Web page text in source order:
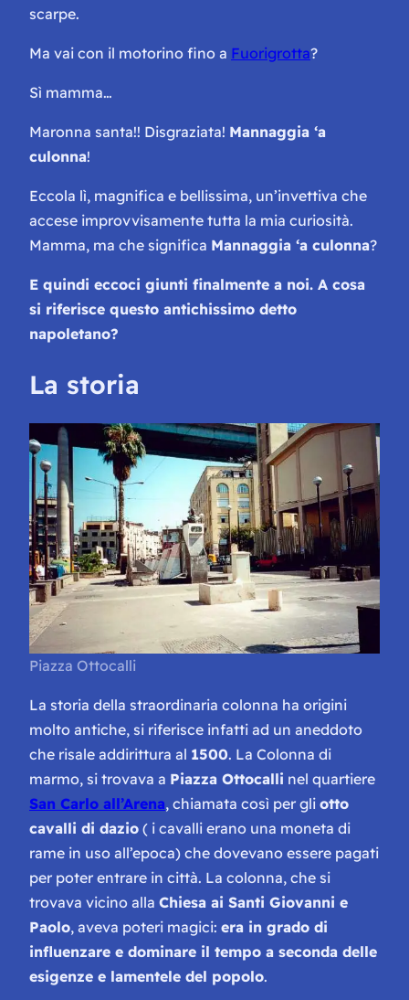
scarpe.
Ma vai con il motorino fino a Fuorigrotta?
Sì mamma…
Maronna santa!! Disgraziata! Mannaggia ‘a
culonna!
Eccola lì, magnifica e bellissima, un’invettiva che
accese improvvisamente tutta la mia curiosità.
Mamma, ma che significa Mannaggia ‘a culonna?
E quindi eccoci giunti finalmente a noi. A cosa
si riferisce questo antichissimo detto
napoletano?
La storia
Piazza Ottocalli
La storia della straordinaria colonna ha origini
molto antiche, si riferisce infatti ad un aneddoto
che risale addirittura al 1500. La Colonna di
marmo, si trovava a Piazza Ottocalli nel quartiere
San Carlo all’Arena, chiamata così per gli otto
cavalli di dazio ( i cavalli erano una moneta di
rame in uso all’epoca) che dovevano essere pagati
per poter entrare in città. La colonna, che si
trovava vicino alla Chiesa ai Santi Giovanni e
Paolo, aveva poteri magici: era in grado di
influenzare e dominare il tempo a seconda delle
esigenze e lamentele del popolo.